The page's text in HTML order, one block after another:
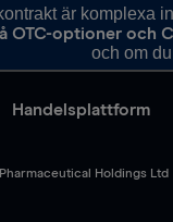
är komplexa
OTC-optioner och
och om
Handelsplattform
Holdings Ltd